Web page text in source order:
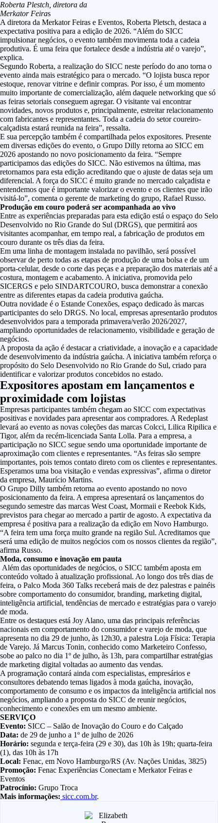
Roberta Plestch, diretora da
Merkator Feiras
A diretora da Merkator Feiras e Eventos, Roberta Pletsch, destaca a
expectativa positiva para a edição de 2026. “Além do SICC
impulsionar negócios, o evento também movimenta toda a cadeia
produtiva. É uma feira que fortalece desde a indústria até o varejo”,
explica.
Segundo Roberta, a realização do SICC neste período do ano torna o
evento ainda mais estratégico para o mercado. “O lojista busca repor
estoque, renovar vitrine e definir compras. Por isso, é um momento
muito importante de comercialização, além daquele networking que só
as feiras setoriais conseguem agregar. O visitante vai encontrar
novidades, novos produtos e, principalmente, estreitar relacionamento
com fabricantes e representantes. Toda a cadeia do setor coureiro-
calçadista estará reunida na feira”, ressalta.
E sua percepção também é compartilhada pelos expositores. Presente
em diversas edições do evento, o Grupo Dilly retorna ao SICC em
2026 apostando no novo posicionamento da feira. “Sempre
participamos das edições do SICC. Não estivemos na última, mas
retornamos para esta edição acreditando que o ajuste de datas seja um
diferencial. A força do SICC é muito grande no mercado calçadista e
entendemos que é importante valorizar o evento e os clientes que irão
visitá-lo”, comenta o gerente de marketing do grupo, Rafael Russo.
Produção em couro poderá ser acompanhada ao vivo
Entre as experiências preparadas para esta edição está o espaço do Selo
Desenvolvido no Rio Grande do Sul (DRGS), que permitirá aos
visitantes acompanhar, em tempo real, a fabricação de produtos em
couro durante os três dias da feira.
Em uma linha de montagem instalada no pavilhão, será possível
observar de perto todas as etapas de produção de uma bolsa e de um
porta-celular, desde o corte das peças e a preparação dos materiais até a
costura, montagem e acabamento. A iniciativa, promovida pelo
SICERGS e pelo SINDARTCOURO, busca demonstrar a conexão
entre as diferentes etapas da cadeia produtiva gaúcha.
Outra novidade é o Estande Conexões, espaço dedicado às marcas
participantes do selo DRGS. No local, empresas apresentarão produtos
desenvolvidos para a temporada primavera/verão 2026/2027,
ampliando oportunidades de relacionamento, visibilidade e geração de
negócios.
A proposta da ação é destacar a criatividade, a inovação e a capacidade
de desenvolvimento da indústria gaúcha. A iniciativa também reforça o
propósito do Selo Desenvolvido no Rio Grande do Sul, criado para
identificar e valorizar produtos concebidos no estado.
Expositores apostam em lançamentos e
proximidade com lojistas
Empresas participantes também chegam ao SICC com expectativas
positivas e novidades para apresentar aos compradores. A Redeplast
levará ao evento as novas coleções das marcas Colcci, Lilica Ripilica e
Tigor, além da recém-licenciada Santa Lolla. Para a empresa, a
participação no SICC segue sendo uma oportunidade importante de
aproximação com clientes e representantes. “As feiras são sempre
importantes, pois temos contato direto com os clientes e representantes.
Esperamos uma boa visitação e vendas expressivas”, afirma o diretor
da empresa, Maurício Martins.
O Grupo Dilly também retorna ao evento apostando no novo
posicionamento da feira. A empresa apresentará os lançamentos do
segundo semestre das marcas West Coast, Mormaii e Reebok Kids,
previstos para chegar ao mercado a partir de agosto. A expectativa da
empresa é positiva para a realização da edição em Novo Hamburgo.
“A feira tem uma força muito grande na região Sul. Acreditamos que
será uma edição de muitos negócios com os nossos clientes da região”,
afirma Russo.
Moda, consumo e inovação em pauta
Além das oportunidades de negócios, o SICC também aposta em
conteúdo voltado à atualização profissional. Ao longo dos três dias de
feira, o Palco Moda 360 Talks receberá mais de dez palestras e painéis
sobre comportamento do consumidor, branding, marketing digital,
inteligência artificial, tendências de mercado e estratégias para o varejo
de moda.
Entre os destaques está Joy Alano, uma das principais referências
nacionais em comportamento do consumidor e varejo de moda, que
apresenta no dia 29 de junho, às 12h30, a palestra Loja Física: Terapia
de Varejo. Já Marcus Tonin, conhecido como Marketeiro Confesso,
sobe ao palco no dia 1º de julho, às 13h, para compartilhar estratégias
de marketing digital voltadas ao aumento das vendas.
A programação contará ainda com especialistas, empresários e
consultores debatendo temas ligados à moda gaúcha, inovação,
comportamento de consumo e os impactos da inteligência artificial nos
negócios, ampliando a proposta do SICC de reunir negócios,
conhecimento e conexões em um mesmo ambiente.
SERVIÇO
Evento: SICC – Salão de Inovação do Couro e do Calçado
Data: de 29 de junho a 1º de julho de 2026
Horário: segunda e terça-feira (29 e 30), das 10h às 19h; quarta-feira
(1), das 10h às 17h
Local: Fenac, em Novo Hamburgo/RS (Av. Nações Unidas, 3825)
Promoção: Fenac Experiências Conectam e Merkator Feiras e
Eventos
Patrocínio: Grupo Troca
Mais informações: sicc.com.br.